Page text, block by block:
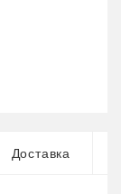
Доставка